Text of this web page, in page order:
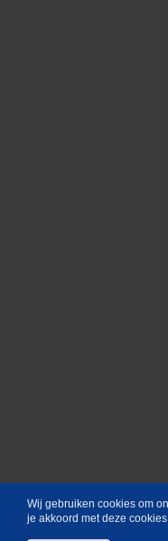
Wij gebruiken cookies om
je akkoord met deze